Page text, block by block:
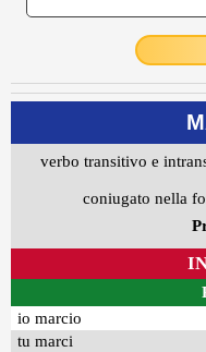
verbo transitivo e
coniugato nella
io marcio
tu marci